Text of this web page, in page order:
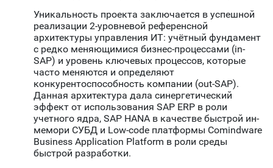
Уникальность проекта заключается в успешной
реализации 2-уровневой референсной
архитектуры управления ИТ: учётный фундамент
с редко меняющимися бизнес-процессами (in-
SAP) и уровень ключевых процессов, которые
часто меняются и определяют
конкурентоспособность компании (out-SAP).
Данная архитектура дала синергетический
эффект от использования SAP ERP в роли
учетного ядра, SAP HANA в качестве быстрой ин-
мемори СУБД и Low-code платформы Comindware
Business Application Platform в роли среды
быстрой разработки.